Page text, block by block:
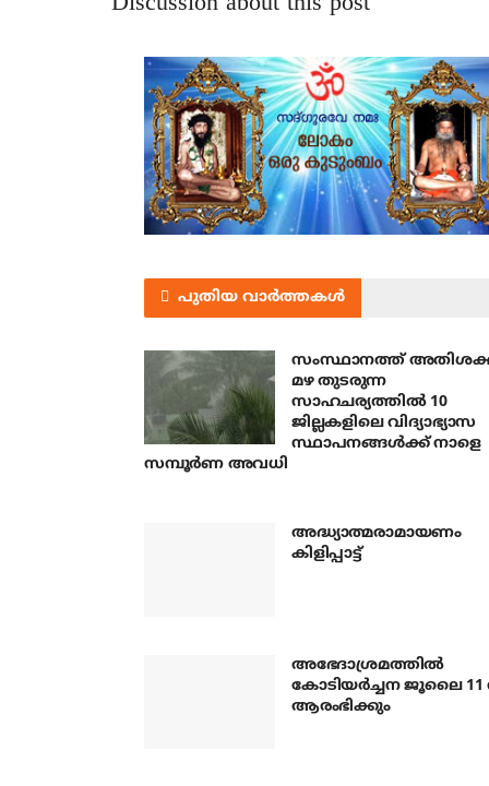
പുതിയ വാർത്തകൾ
സംസ്ഥാനത്ത്
മഴ തുടരുന്ന
സാഹചര്യത്തിൽ 10
ജില്ലകളിലെ വിദ്യാഭ്യാസ
സ്ഥാപനങ്ങൾക്ക് നാളെ
സമ്പൂർണ അവധി
അദ്ധ്യാത്മരാമായണം
കിളിപ്പാട്ട്
അഭേദാശ്രമത്തില്‍
കോടിയര്‍ച്ചന ജൂലൈ 11
ആരംഭിക്കും